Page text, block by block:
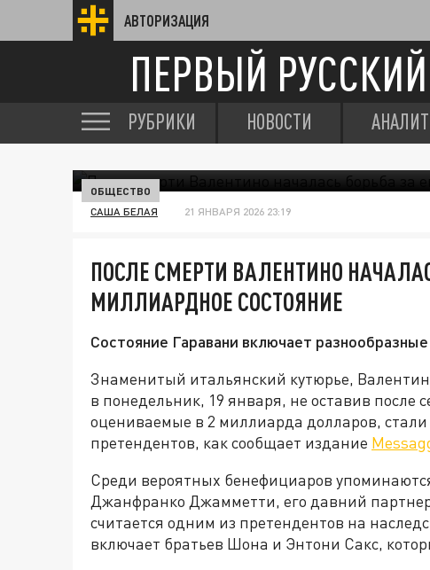
АВТОРИЗАЦИЯ
ПЕРВЫЙ РУССКИЙ
РУБРИКИ НОВОСТИ
ОБЩЕСТВО
САША БЕЛАЯ 21 ЯНВАРЯ 2026 23:19
ПОСЛЕ СМЕРТИ ВАЛЕНТИНО
МИЛЛИАРДНОЕ СОСТОЯНИЕ
Состояние Гаравани включает
Знаменитый итальянский кутюрье,
в понедельник, 19 января, не оставив после
оцениваемые в 2 миллиарда долларов,
претендентов, как сообщает издание
Среди вероятных бенефициаров
Джанфранко Джамметти, его давний
считается одним из претендентов на
включает братьев Шона и Энтони Сакс,